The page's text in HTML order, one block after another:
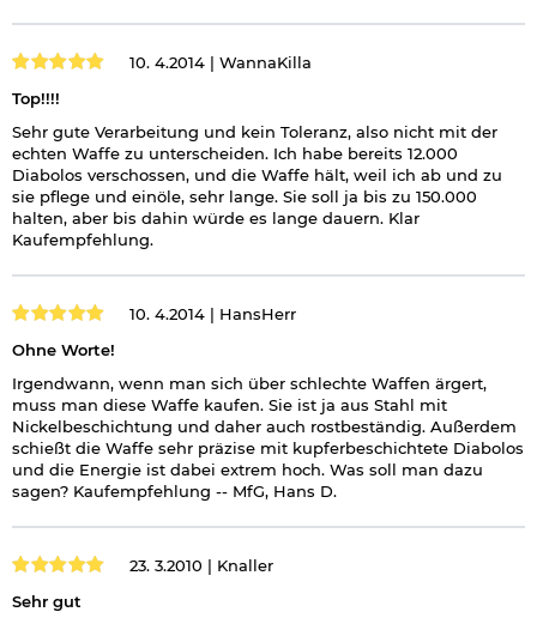
10. 4.2014 | WannaKilla
Top!!!!
Sehr gute Verarbeitung und kein Toleranz, also nicht mit der
echten Waffe zu unterscheiden. Ich habe bereits 12.000
Diabolos verschossen, und die Waffe hält, weil ich ab und zu
sie pflege und einöle, sehr lange. Sie soll ja bis zu 150.000
halten, aber bis dahin würde es lange dauern. Klar
Kaufempfehlung.
10. 4.2014 | HansHerr
Ohne Worte!
Irgendwann, wenn man sich über schlechte Waffen ärgert,
muss man diese Waffe kaufen. Sie ist ja aus Stahl mit
Nickelbeschichtung und daher auch rostbeständig. Außerdem
schießt die Waffe sehr präzise mit kupferbeschichtete Diabolos
und die Energie ist dabei extrem hoch. Was soll man dazu
sagen? Kaufempfehlung -- MfG, Hans D.
23. 3.2010 | Knaller
Sehr gut